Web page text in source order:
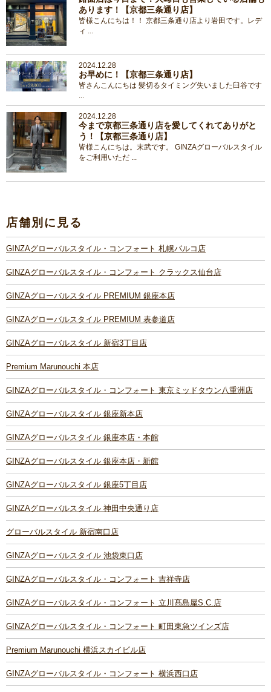
あります！【京都三条通り店】
皆様こんにちは！！ 京都三条通り店より岩田です。レデ
ィ ...
2024.12.28
お早めに！【京都三条通り店】
皆さんこんにちは 髪切るタイミング失いました臼谷です
...
2024.12.28
今まで京都三条通り店を愛してくれてありがと
う！【京都三条通り店】
皆様こんにちは。末武です。 GINZAグローバルスタイル
をご利用いただ ...
店舗別に見る
GINZAグローバルスタイル・コンフォート 札幌パルコ店
GINZAグローバルスタイル・コンフォート クラックス仙台店
GINZAグローバルスタイル PREMIUM 銀座本店
GINZAグローバルスタイル PREMIUM 表参道店
GINZAグローバルスタイル 新宿3丁目店
Premium Marunouchi 本店
GINZAグローバルスタイル・コンフォート 東京ミッドタウン八重洲店
GINZAグローバルスタイル 銀座新本店
GINZAグローバルスタイル 銀座本店・本館
GINZAグローバルスタイル 銀座本店・新館
GINZAグローバルスタイル 銀座5丁目店
GINZAグローバルスタイル 神田中央通り店
グローバルスタイル 新宿南口店
GINZAグローバルスタイル 池袋東口店
GINZAグローバルスタイル・コンフォート 吉祥寺店
GINZAグローバルスタイル・コンフォート 立川髙島屋S.C.店
GINZAグローバルスタイル・コンフォート 町田東急ツインズ店
Premium Marunouchi 横浜スカイビル店
GINZAグローバルスタイル・コンフォート 横浜西口店